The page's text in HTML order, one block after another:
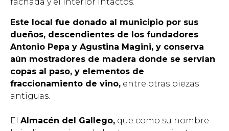
Este local fue donado al municipio por sus
dueños, descendientes de los fundadores
Antonio Pepa y Agustina Magini, y conserva
aún mostradores de madera donde se servían
copas al paso, y elementos de
fraccionamiento de vino, entre otras piezas
antiguas.
El Almacén del Gallego, que como su nombre